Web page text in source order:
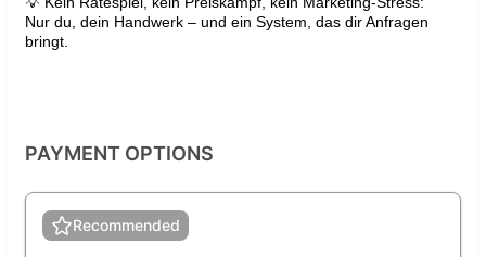
Nur du, dein Handwerk – und ein System, das dir Anfragen
bringt.
PAYMENT OPTIONS
Recommended